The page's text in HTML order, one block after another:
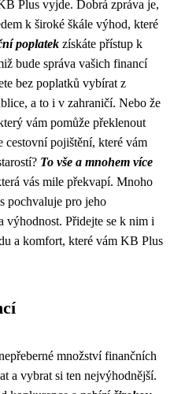
Plus vyjde. Dobrá zpráva je,
k široké škále výhod, které
poplatek získáte přístup k
bude správa vašich financí
bez poplatků vybírat z
a to i v zahraničí. Nebo že
vám pomůže překlenout
cestovní pojištění, které vám
To vše a mnohem více
vás mile překvapí. Mnoho
pochvaluje pro jeho
výhodnost. Přidejte se k nim i
a komfort, které vám KB Plus
množství finančních
a vybrat si ten nejvýhodnější.